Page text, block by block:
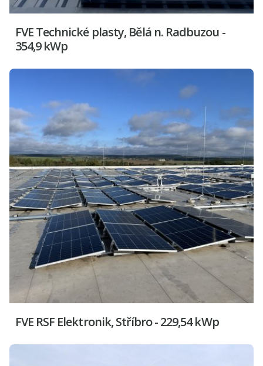
FVE Technické plasty, Bělá n. Radbuzou -
354,9 kWp
FVE RSF Elektronik, Stříbro - 229,54 kWp